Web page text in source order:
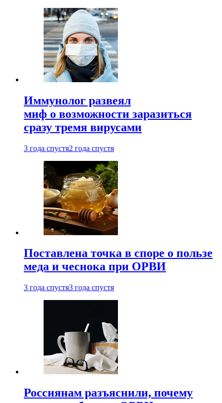
Иммунолог развеял
миф о возможности заразиться
сразу тремя вирусами
3 года спустя2 года спустя
Поставлена точка в споре о пользе
меда и чеснока при ОРВИ
3 года спустя3 года спустя
Россиянам разъяснили, почему